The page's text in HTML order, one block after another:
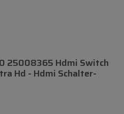
25008365 Hdmi Switch
Hd - Hdmi Schalter-